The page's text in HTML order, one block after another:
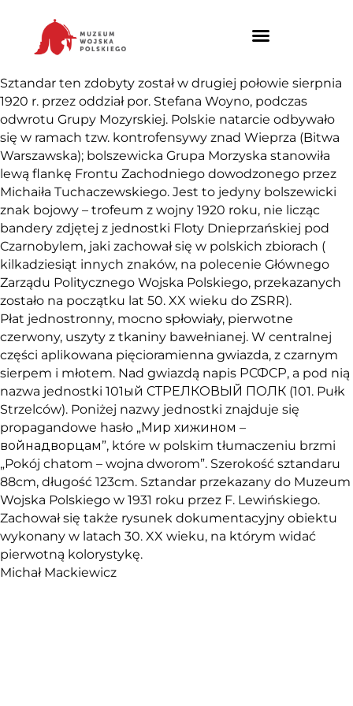
Sztandar ten zdobyty został w drugiej połowie sierpnia
1920 r. przez oddział por. Stefana Woyno, podczas
odwrotu Grupy Mozyrskiej. Polskie natarcie odbywało
się w ramach tzw. kontrofensywy znad Wieprza (Bitwa
Warszawska); bolszewicka Grupa Morzyska stanowiła
lewą flankę Frontu Zachodniego dowodzonego przez
Michaiła Tuchaczewskiego. Jest to jedyny bolszewicki
znak bojowy – trofeum z wojny 1920 roku, nie licząc
bandery zdjętej z jednostki Floty Dnieprzańskiej pod
Czarnobylem, jaki zachował się w polskich zbiorach (
kilkadziesiąt innych znaków, na polecenie Głównego
Zarządu Politycznego Wojska Polskiego, przekazanych
zostało na początku lat 50. XX wieku do ZSRR).
Płat jednostronny, mocno spłowiały, pierwotne
czerwony, uszyty z tkaniny bawełnianej. W centralnej
części aplikowana pięcioramienna gwiazda, z czarnym
sierpem i młotem. Nad gwiazdą napis РСФСР, a pod nią
nazwa jednostki 101ый СТРЕЛКОВЫЙ ПОЛК (101. Pułk
Strzelców). Poniżej nazwy jednostki znajduje się
propagandowe hasło „Мир хижином –
войнадворцам”, które w polskim tłumaczeniu brzmi
„Pokój chatom – wojna dworom”. Szerokość sztandaru
88cm, długość 123cm. Sztandar przekazany do Muzeum
Wojska Polskiego w 1931 roku przez F. Lewińskiego.
Zachował się także rysunek dokumentacyjny obiektu
wykonany w latach 30. XX wieku, na którym widać
pierwotną kolorystykę.
Michał Mackiewicz